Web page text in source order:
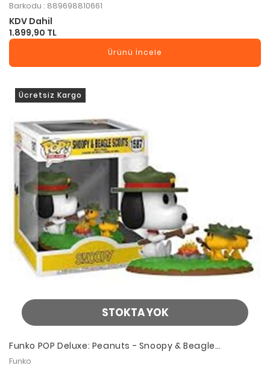
Barkodu : 889698810661
KDV Dahil
1.899,90 TL
Ürünü İncele
STOKTA YOK
Ücretsiz Kargo
Funko POP Deluxe: Peanuts - Snoopy & Beagle
(Camping)
Funko